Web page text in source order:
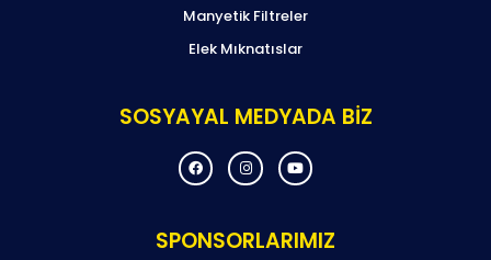
Manyetik Filtreler
Elek Mıknatıslar
SOSYAYAL MEDYADA BİZ
F
a
c
o
o
I
n
s
g
r
Y
o
u
b
e
SPONSORLARIMIZ